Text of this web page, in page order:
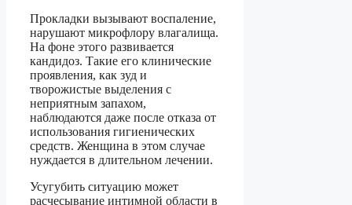
Прокладки вызывают воспаление,
нарушают микрофлору влагалища.
На фоне этого развивается
кандидоз. Такие его клинические
проявления, как зуд и
творожистые выделения с
неприятным запахом,
наблюдаются даже после отказа от
использования гигиенических
средств. Женщина в этом случае
нуждается в длительном лечении.
Усугубить ситуацию может
расчесывание интимной области в